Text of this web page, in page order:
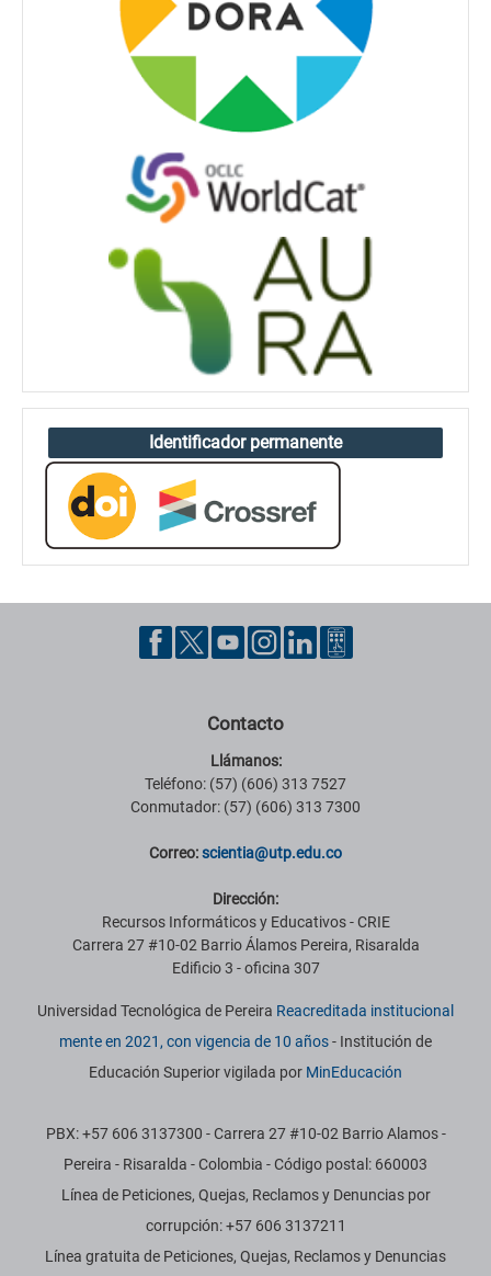
Identificador permanente
Contacto
Llámanos:
Teléfono: (57) (606) 313 7527
Conmutador: (57) (606) 313 7300
Correo:scientia@utp.edu.co
Dirección:
Recursos Informáticos y Educativos - CRIE
Carrera 27 #10-02 Barrio Álamos Pereira, Risaralda
Edificio 3 - oficina 307
Universidad Tecnológica de Pereira Reacreditada institucional
mente en 2021, con vigencia de 10 años- Institución de
Educación Superior vigilada por MinEducación
PBX: +57 606 3137300 - Carrera 27 #10-02 Barrio Alamos -
Pereira - Risaralda - Colombia - Código postal: 660003
Línea de Peticiones, Quejas, Reclamos y Denuncias por
corrupción: +57 606 3137211
Línea gratuita de Peticiones, Quejas, Reclamos y Denuncias